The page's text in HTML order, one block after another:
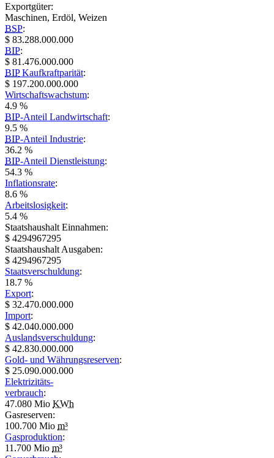
Exportgüter:
Maschinen, Erdöl, Weizen
BSP:
$ 83.288.000.000
BIP:
$ 81.476.000.000
BIPKaufkraftparität:
$ 197.200.000.000
Wirtschaftswachstum:
4.9 %
BIP-Anteil Landwirtschaft:
9.5 %
BIP-Anteil Industrie:
36.2 %
BIP-Anteil Dienstleistung:
54.3 %
Inflationsrate:
8.6 %
Arbeitslosigkeit:
5.4 %
Staatshaushalt Einnahmen:
$ 4294967295
Staatshaushalt Ausgaben:
$ 4294967295
Staatsverschuldung:
18.7 %
Export:
$ 32.470.000.000
Import:
$ 42.040.000.000
Auslandsverschuldung:
$ 42.830.000.000
Gold- und Währungsreserven:
$ 25.090.000.000
Elektrizitäts-
verbrauch:
47.080 Mio KWh
Gasreserven:
100.700 Mio m³
Gasproduktion:
11.700 Mio m³